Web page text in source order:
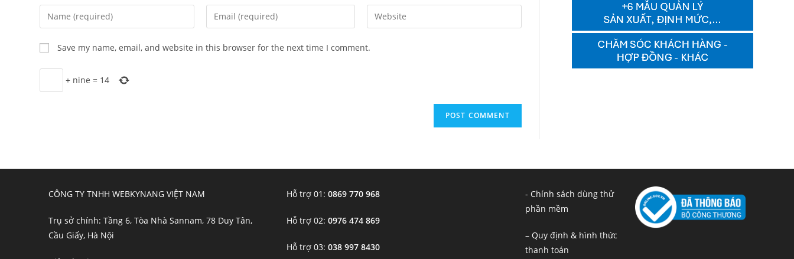
Enter
your
name
or
username
Enter
your
Enter
your
Save my name, email, and website in this browser for the next time I comment.
+ nine = 14
CÔNG TY TNHH WEBKYNANG VIỆT NAM
Trụ sở chính: Tầng 6, Tòa Nhà Sannam, 78 Duy Tân,
Cầu Giấy, Hà Nội
Hỗ trợ 01:0869 770 968
Hỗ trợ 02:0976 474 869
Hỗ trợ 03:038 997 8430
- Chính sách dùng thử
phần mềm
– Quy định & hình thức
thanh toán